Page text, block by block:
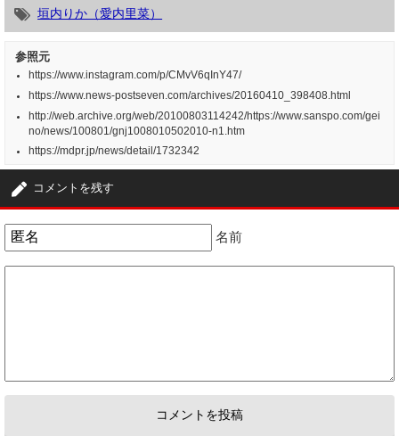
垣内りか（愛内里菜）
参照元
https://www.instagram.com/p/CMvV6qInY47/
https://www.news-postseven.com/archives/20160410_398408.html
http://web.archive.org/web/20100803114242/https://www.sanspo.com/gei
no/news/100801/gnj1008010502010-n1.htm
https://mdpr.jp/news/detail/1732342
コメントを残す
名前